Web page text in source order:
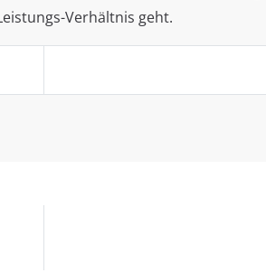
Verhältnis geht.